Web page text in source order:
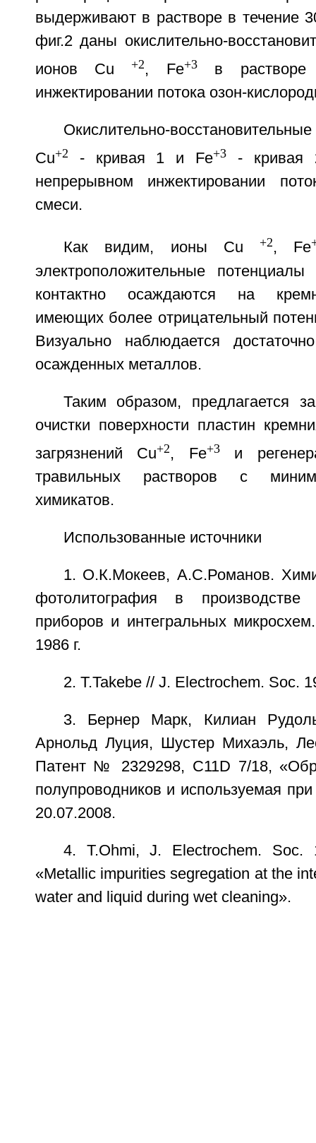
выдерживают в растворе в течение
фиг.2 даны окислительно-
ионов Cu +2, Fe+3в растворе
инжектировании потока озон-
Окислительно-
Cu+2 - кривая 1 и Fe+3
- кривая
непрерывном инжектировании
смеси.
Как видим, ионы Cu +2, Fe
электроположительные
контактно осаждаются на
имеющих более отрицательный
Визуально наблюдается
осажденных металлов.
Таким образом, предлагается
очистки поверхности пластин
загрязнений Cu+2, Fe+3и
травильных растворов с
химикатов.
Использованные источники
1. О.К.Мокеев, А.С.Романов.
фотолитография в производстве
приборов и интегральных
1986 г.
2. T.Takebe // J. Electrochem. Soc.
3. Бернер Марк, Килиан
Арнольд Луция, Шустер Михаэль,
Патент № 2329298, C11D 7/18,
полупроводников и используемая
20.07.2008.
4. T.Ohmi, J. Electrochem. Soc.
«Metallic impurities segregation at the
water and liquid during wet cleaning».